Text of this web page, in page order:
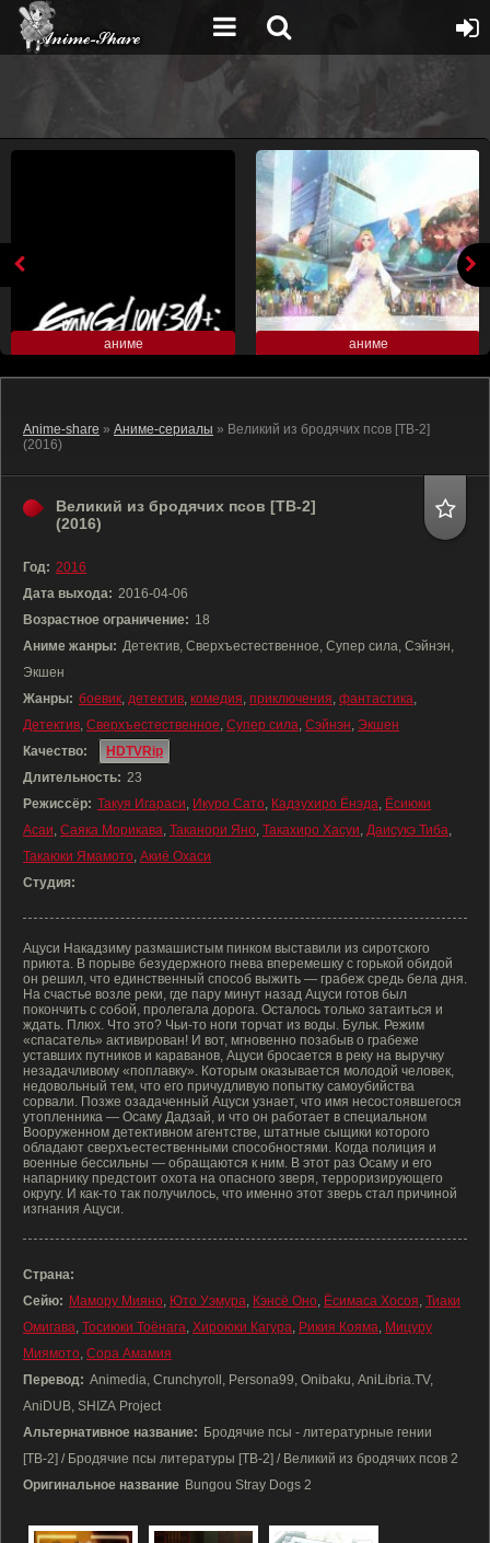
аниме аниме
Anime-share » Аниме-сериалы » Великий из бродячих псов [ТВ-2]
(2016)
Великий из бродячих псов [ТВ-2]
(2016)
Год: 2016
Дата выхода: 2016-04-06
Возрастное ограничение: 18
Аниме жанры: Детектив, Сверхъестественное, Супер сила, Сэйнэн,
Экшен
Жанры: боевик, детектив, комедия, приключения, фантастика,
Детектив, Сверхъестественное, Супер сила, Сэйнэн, Экшен
Качество:
HDTVRip
Длительность: 23
Режиссёр: Такуя Игараси, Икуро Сато, Кадзухиро Ёнэда, Ёсиюки
Асаи, Саяка Морикава, Таканори Яно, Такахиро Хасуи, Даисукэ Тиба,
Такаюки Ямамото, Акиё Охаси
Студия:
Ацуси Накадзиму размашистым пинком выставили из сиротского
приюта. В порыве безудержного гнева вперемешку с горькой обидой
он решил, что единственный способ выжить — грабеж средь бела дня.
На счастье возле реки, где пару минут назад Ацуси готов был
покончить с собой, пролегала дорога. Осталось только затаиться и
ждать. Плюх. Что это? Чьи-то ноги торчат из воды. Бульк. Режим
«спасатель» активирован! И вот, мгновенно позабыв о грабеже
уставших путников и караванов, Ацуси бросается в реку на выручку
незадачливому «поплавку». Которым оказывается молодой человек,
недовольный тем, что его причудливую попытку самоубийства
сорвали. Позже озадаченный Ацуси узнает, что имя несостоявшегося
утопленника — Осаму Дадзай, и что он работает в специальном
Вооруженном детективном агентстве, штатные сыщики которого
обладают сверхъестественными способностями. Когда полиция и
военные бессильны — обращаются к ним. В этот раз Осаму и его
напарнику предстоит охота на опасного зверя, терроризирующего
округу. И как-то так получилось, что именно этот зверь стал причиной
изгнания Ацуси.
Страна:
Сейю: Мамору Мияно, Юто Уэмура, Кэнсё Оно, Ёсимаса Хосоя, Тиаки
Омигава, Тосиюки Тоёнага, Хироюки Кагура, Рикия Кояма, Мицуру
Миямото, Сора Амамия
Перевод: Animedia, Crunchyroll, Persona99, Onibaku, AniLibria.TV,
AniDUB, SHIZA Project
Альтернативное название: Бродячие псы - литературные гении
[ТВ-2] / Бродячие псы литературы [ТВ-2] / Великий из бродячих псов 2
Оригинальное название Bungou Stray Dogs 2